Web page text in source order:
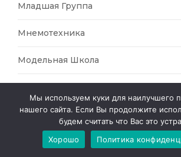
Младшая Группа
Мнемотехника
Модельная Школа
Музей
Музыка
Мы используем куки для наилучшего
нашего сайта. Если Вы продолжите
будем считать что Вас это
Хорошо
Политика